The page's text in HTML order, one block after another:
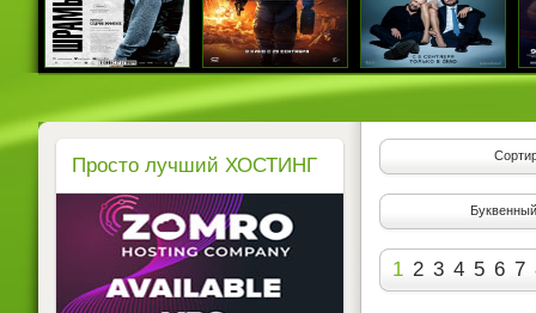
1 2 3 4 5 6 7
Просто лучший ХОСТИНГ